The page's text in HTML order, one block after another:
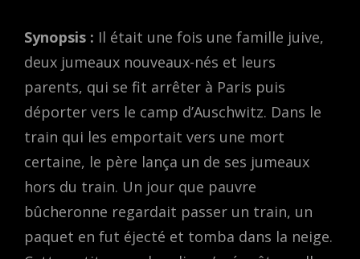
Synopsis : Il était une fois une famille juive,
deux jumeaux nouveaux-nés et leurs
parents, qui se fit arrêter à Paris puis
déporter vers le camp d’Auschwitz. Dans le
train qui les emportait vers une mort
certaine, le père lança un de ses jumeaux
hors du train. Un jour que pauvre
bûcheronne regardait passer un train, un
paquet en fut éjecté et tomba dans la neige.